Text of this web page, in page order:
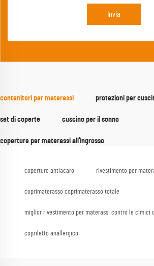
Invia
contenitori per materassi protezioni per
set di coperte cuscino per il sonno
coperture per materassi all'ingrosso
coperture antiacaro rivestimento per
coprimaterasso coprimaterasso totale
miglior rivestimento per materassi contro le cimici
copriletto anallergico